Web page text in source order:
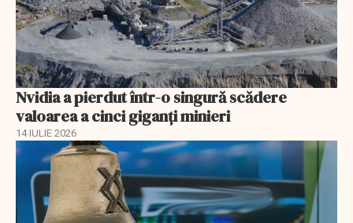
Nvidia a pierdut într-o singură scădere
valoarea a cinci giganți minieri
14 IULIE 2026